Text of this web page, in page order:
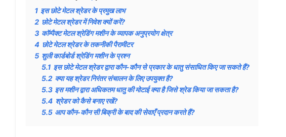
1 इस छोटे मेटल श्रेडर के प्रमुख लाभ
2 छोटे मेटल श्रेडर में निवेश क्यों करें?
3 कॉम्पैक्ट मेटल श्रेडिंग मशीन के व्यापक अनुप्रयोग क्षेत्र
4 छोटे मेटल श्रेडर के तकनीकी पैरामीटर
5 शुली कार्डबोर्ड श्रेडिंग मशीन के प्रश्न
5.1 इस छोटे मेटल श्रेडर द्वारा कौन-कौन से प्रकार के धातु संसाधित किए जा सकते हैं?
5.2 क्या यह श्रेडर निरंतर संचालन के लिए उपयुक्त है?
5.3 इस मशीन द्वारा अधिकतम धातु की मोटाई क्या है जिसे श्रेड किया जा सकता है?
5.4 श्रेडर को कैसे बनाए रखें?
5.5 आप कौन-कौन सी बिक्री के बाद की सेवाएँ प्रदान करते हैं?